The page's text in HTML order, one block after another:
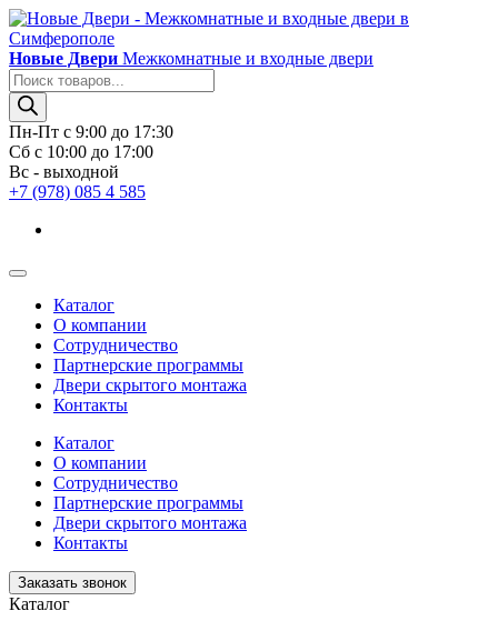
Новые Двери Межкомнатные и входные двери
Поиск
товаров
Пн-Пт с 9:00 до 17:30
Сб с 10:00 до 17:00
Вс - выходной
+7 (978) 085 4 585
Каталог
О компании
Сотрудничество
Партнерские программы
Двери скрытого монтажа
Контакты
Каталог
О компании
Сотрудничество
Партнерские программы
Двери скрытого монтажа
Контакты
Заказать звонок
Каталог